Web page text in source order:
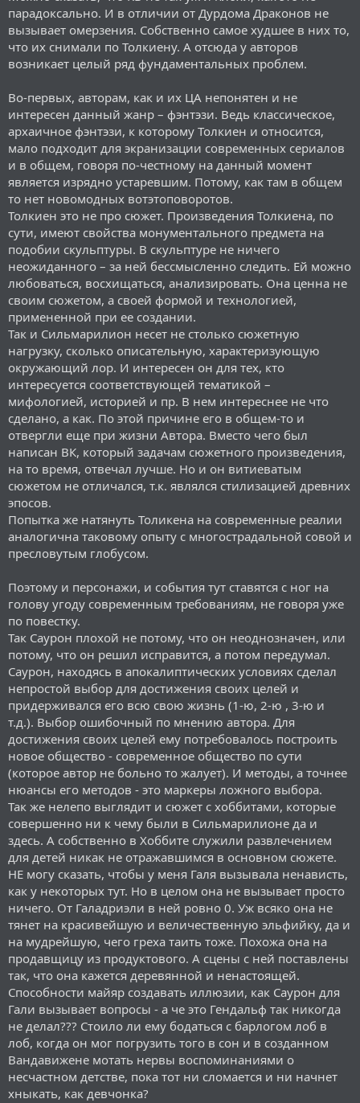
парадоксально. И в отличии от Дурдома Драконов не
вызывает омерзения. Собственно самое худшее в них то,
что их снимали по Толкиену. А отсюда у авторов
возникает целый ряд фундаментальных проблем.
Во-первых, авторам, как и их ЦА непонятен и не
интересен данный жанр – фэнтэзи. Ведь классическое,
архаичное фэнтэзи, к которому Толкиен и относится,
мало подходит для экранизации современных сериалов
и в общем, говоря по-честному на данный момент
является изрядно устаревшим. Потому, как там в общем
то нет новомодных вотэтоповоротов.
Толкиен это не про сюжет. Произведения Толкиена, по
сути, имеют свойства монументального предмета на
подобии скульптуры. В скульптуре не ничего
неожиданного – за ней бессмысленно следить. Ей можно
любоваться, восхищаться, анализировать. Она ценна не
своим сюжетом, а своей формой и технологией,
примененной при ее создании.
Так и Сильмарилион несет не столько сюжетную
нагрузку, сколько описательную, характеризующую
окружающий лор. И интересен он для тех, кто
интересуется соответствующей тематикой –
мифологией, историей и пр. В нем интереснее не что
сделано, а как. По этой причине его в общем-то и
отвергли еще при жизни Автора. Вместо чего был
написан ВК, который задачам сюжетного произведения,
на то время, отвечал лучше. Но и он витиеватым
сюжетом не отличался, т.к. являлся стилизацией древних
эпосов.
Попытка же натянуть Толикена на современные реалии
аналогична таковому опыту с многострадальной совой и
пресловутым глобусом.
Поэтому и персонажи, и события тут ставятся с ног на
голову угоду современным требованиям, не говоря уже
по повестку.
Так Саурон плохой не потому, что он неоднозначен, или
потому, что он решил исправится, а потом передумал.
Саурон, находясь в апокалиптических условиях сделал
непростой выбор для достижения своих целей и
придерживался его всю свою жизнь (1-ю, 2-ю , 3-ю и
т.д.). Выбор ошибочный по мнению автора. Для
достижения своих целей ему потребовалось построить
новое общество - современное общество по сути
(которое автор не больно то жалует). И методы, а точнее
нюансы его методов - это маркеры ложного выбора.
Так же нелепо выглядит и сюжет с хоббитами, которые
совершенно ни к чему были в Сильмарилионе да и
здесь. А собственно в Хоббите служили развлечением
для детей никак не отражавшимся в основном сюжете.
НЕ могу сказать, чтобы у меня Галя вызывала ненависть,
как у некоторых тут. Но в целом она не вызывает просто
ничего. От Галадриэли в ней ровно 0. Уж всяко она не
тянет на красивейшую и величественную эльфийку, да и
на мудрейшую, чего греха таить тоже. Похожа она на
продавщицу из продуктового. А сцены с ней поставлены
так, что она кажется деревянной и ненастоящей.
Способности майяр создавать иллюзии, как Саурон для
Гали вызывает вопросы - а че это Гендальф так никогда
не делал??? Стоило ли ему бодаться с барлогом лоб в
лоб, когда он мог погрузить того в сон и в созданном
Вандавижене мотать нервы воспоминаниями о
несчастном детстве, пока тот ни сломается и ни начнет
хныкать, как девчонка?